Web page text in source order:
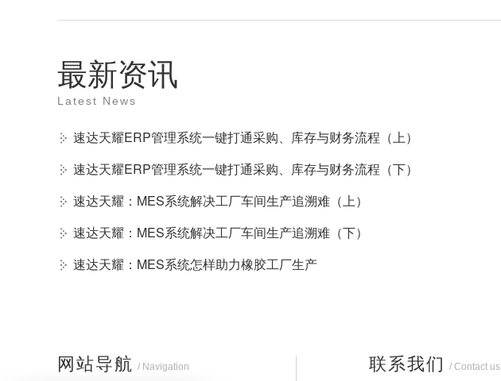
最新资讯
Latest News
速达天耀ERP管理系统一键打通采购、库存与财务流程（上）
速达天耀ERP管理系统一键打通采购、库存与财务流程（下）
速达天耀：MES系统解决工厂车间生产追溯难（上）
速达天耀：MES系统解决工厂车间生产追溯难（下）
速达天耀：MES系统怎样助力橡胶工厂生产
网站导航 / Navigation 联系我们 / Contact us